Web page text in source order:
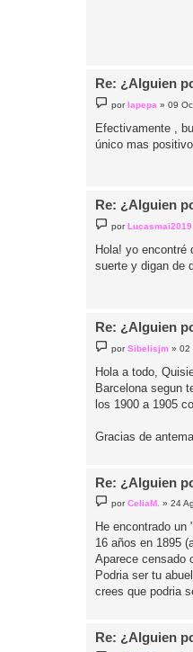
Re: ¿Alguien
e
s
a
porlapepa »09
Efectivamente ,
único mas
Re: ¿Alguien
e
n
s
a
porLucasmai2019
Hola! yo encontré
suerte y digan de
Re: ¿Alguien
e
n
s
a
e
porSibelisjm »02
Hola a todo,
Barcelona segun
los 1900 a 1905
Gracias de
Re: ¿Alguien
e
s
a
e
porCeliaM. »24
He encontrado
16 años en 1895
Aparece censado
Podria ser tu
crees que podria
Re: ¿Alguien